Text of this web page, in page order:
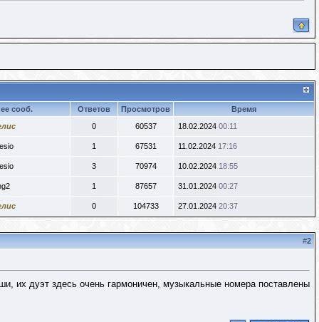
сооб. Ответов Просмотров
Время
0 60537 18.02.2024 00:11
1 67531 11.02.2024 17:16
3 70974 10.02.2024 18:55
1 87657 31.01.2024 00:27
0 104733 27.01.2024 20:37
#2
их дуэт здесь очень гармоничен, музыкальные номера поставлены